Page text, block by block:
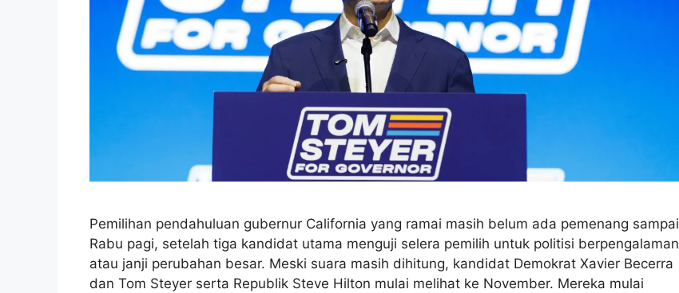
Pemilihan pendahuluan gubernur California yang ramai masih belum ada pemenang sampai
Rabu pagi, setelah tiga kandidat utama menguji selera pemilih untuk politisi berpengalaman
atau janji perubahan besar. Meski suara masih dihitung, kandidat Demokrat Xavier Becerra
dan Tom Steyer serta Republik Steve Hilton mulai melihat ke November. Mereka mulai